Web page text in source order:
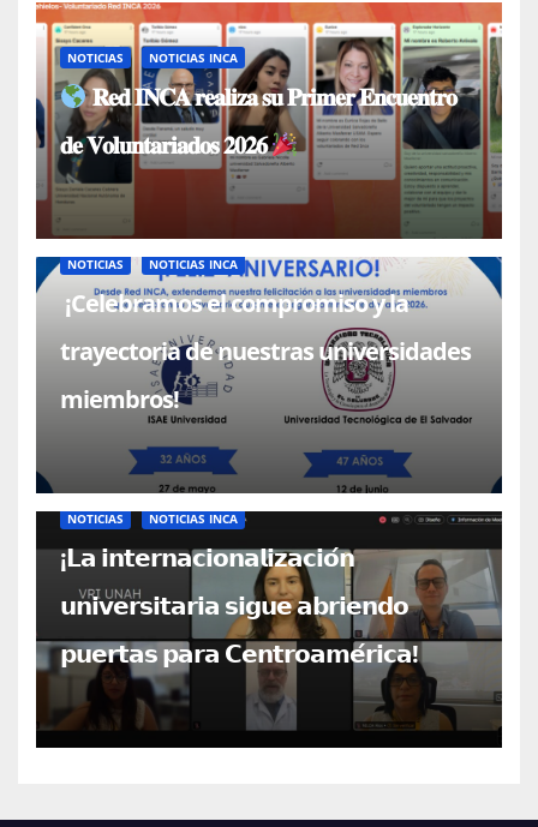
NOTICIAS NOTICIAS INCA
𝐑𝐞𝐝 𝐈𝐍𝐂𝐀 𝐫𝐞𝐚𝐥𝐢𝐳𝐚 𝐬𝐮 𝐏𝐫𝐢𝐦𝐞𝐫 𝐄𝐧𝐜𝐮𝐞𝐧𝐭𝐫𝐨
𝐝𝐞 𝐕𝐨𝐥𝐮𝐧𝐭𝐚𝐫𝐢𝐚𝐝𝐨𝐬 𝟐𝟎𝟐𝟔
NOTICIAS NOTICIAS INCA
¡Celebramos el compromiso y la
trayectoria de nuestras universidades
miembros!
NOTICIAS NOTICIAS INCA
¡𝗟𝗮 𝗶𝗻𝘁𝗲𝗿𝗻𝗮𝗰𝗶𝗼𝗻𝗮𝗹𝗶𝘇𝗮𝗰𝗶𝗼́𝗻
𝘂𝗻𝗶𝘃𝗲𝗿𝘀𝗶𝘁𝗮𝗿𝗶𝗮 𝘀𝗶𝗴𝘂𝗲 𝗮𝗯𝗿𝗶𝗲𝗻𝗱𝗼
𝗽𝘂𝗲𝗿𝘁𝗮𝘀 𝗽𝗮𝗿𝗮 𝗖𝗲𝗻𝘁𝗿𝗼𝗮𝗺𝗲́𝗿𝗶𝗰𝗮!